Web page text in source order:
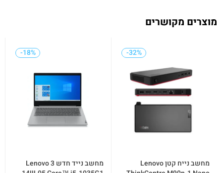
מוצרים מקושרים
-32%
מחשב נייח קטן Lenovo
-18%
מחשב נייד חדש Lenovo 3